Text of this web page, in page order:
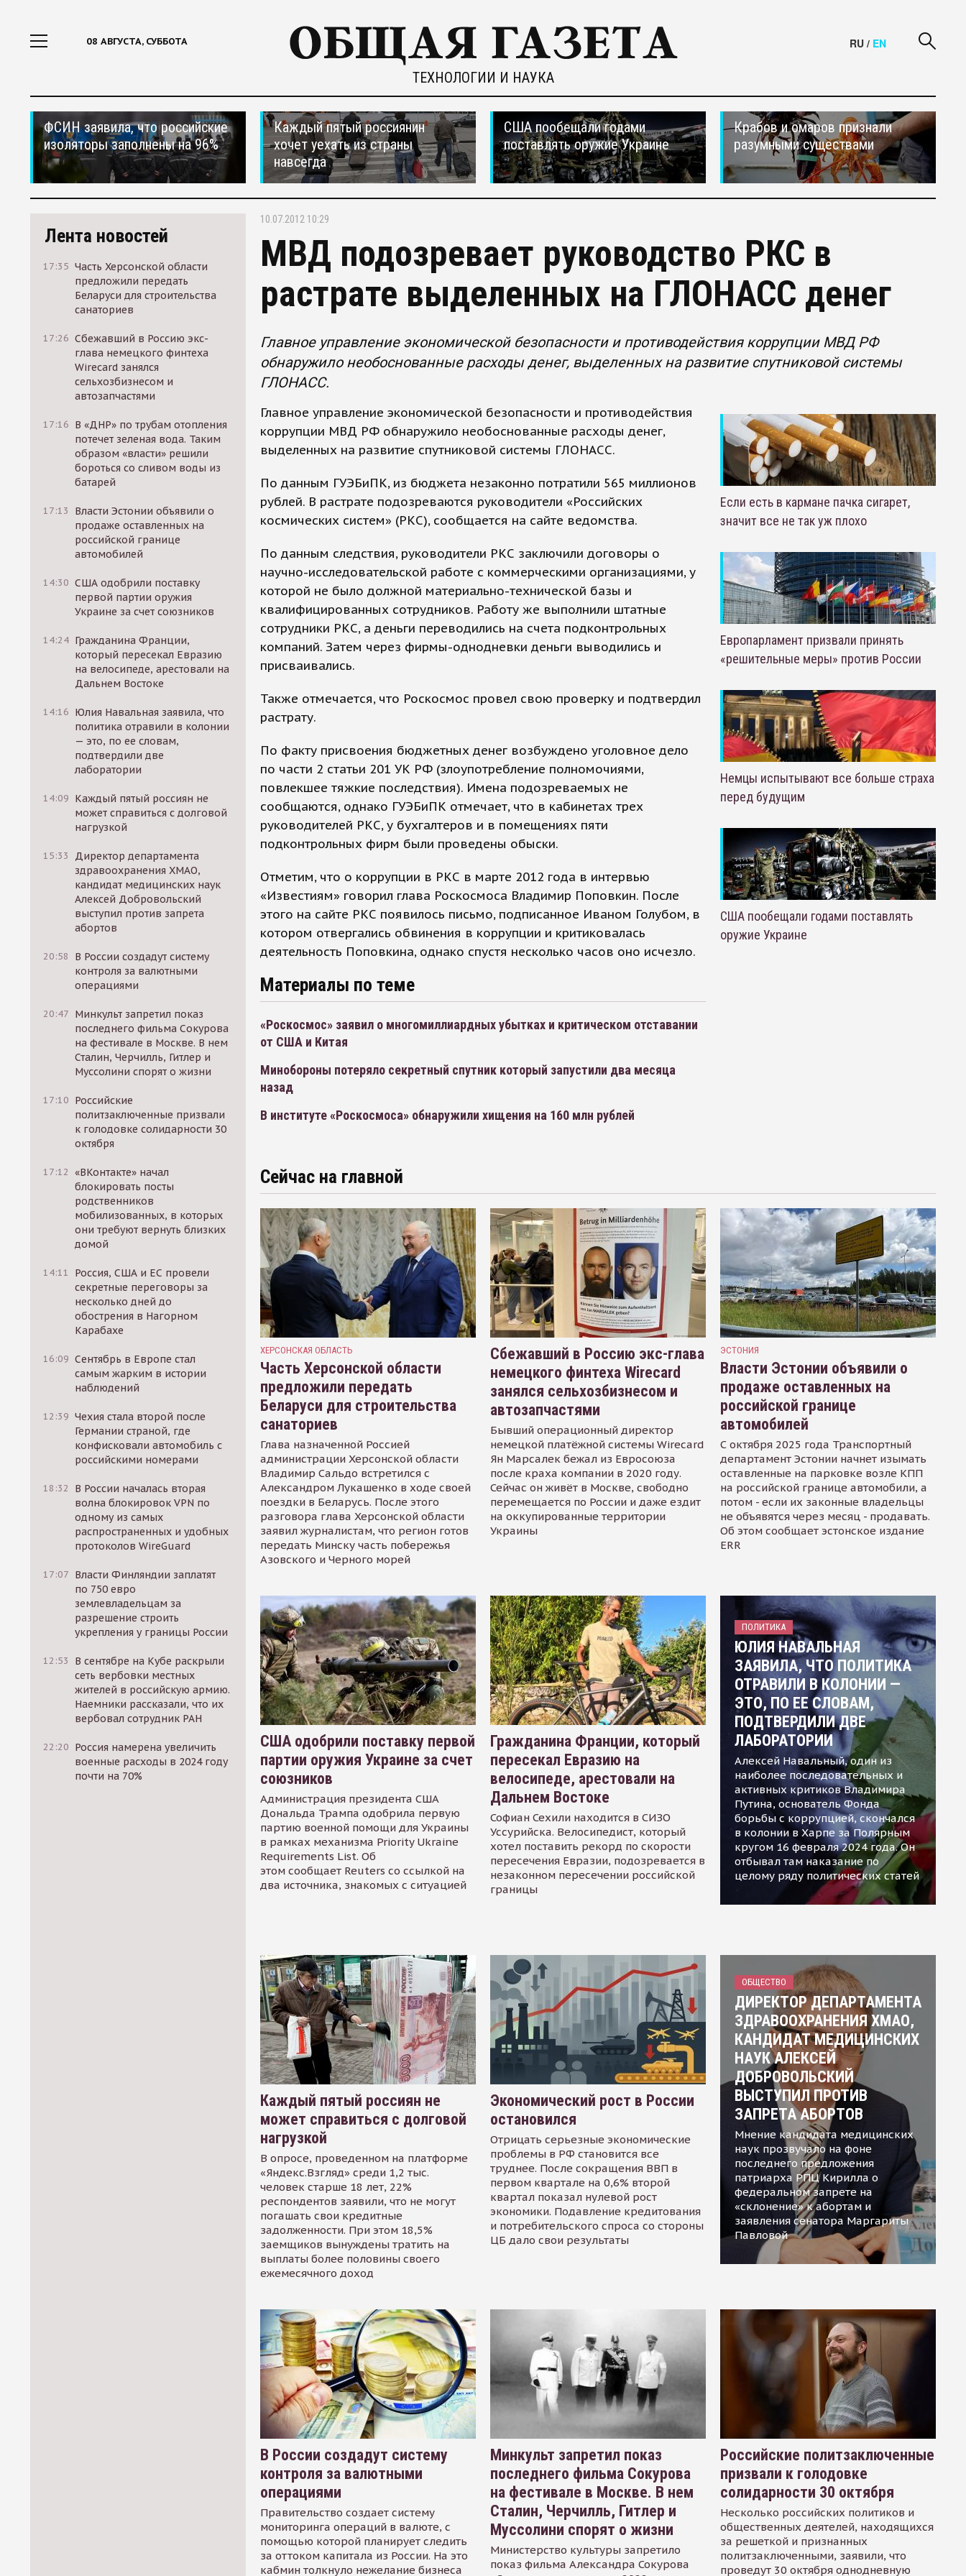
08 АВГУСТА, СУББОТА
ТЕХНОЛОГИИ И НАУКА
RU / EN
ФСИН заявила, что российские
изоляторы заполнены на 96%
Каждый пятый россиянин
хочет уехать из страны
навсегда
США пообещали годами
поставлять оружие Украине
Крабов и омаров признали
разумными существами
Лента новостей
17:35 Часть Херсонской области
предложили передать
Беларуси для строительства
санаториев
17:26 Сбежавший в Россию экс-
глава немецкого финтеха
Wirecard занялся
сельхозбизнесом и
автозапчастями
17:16 В «ДНР» по трубам отопления
потечет зеленая вода. Таким
образом «власти» решили
бороться со сливом воды из
батарей
17:13
Власти Эстонии объявили о
продаже оставленных на
российской границе
автомобилей
14:30 США одобрили поставку
первой партии оружия
Украине за счет союзников
14:24 Гражданина Франции,
который пересекал Евразию
на велосипеде, арестовали на
Дальнем Востоке
14:16 Юлия Навальная заявила, что
политика отравили в колонии
— это, по ее словам,
подтвердили две
лаборатории
14:09 Каждый пятый россиян не
может справиться с долговой
нагрузкой
15:33
Директор департамента
здравоохранения ХМАО,
кандидат медицинских наук
Алексей Добровольский
выступил против запрета
абортов
20:58
В России создадут систему
контроля за валютными
операциями
20:47 Минкульт запретил показ
последнего фильма Сокурова
на фестивале в Москве. В нем
Сталин, Черчилль, Гитлер и
Муссолини спорят о жизни
17:10 Российские
политзаключенные призвали
к голодовке солидарности 30
октября
17:12 «ВКонтакте» начал
блокировать посты
родственников
мобилизованных, в которых
они требуют вернуть близких
домой
14:11
Россия, США и ЕС провели
секретные переговоры за
несколько дней до
обострения в Нагорном
Карабахе
16:09 Сентябрь в Европе стал
самым жарким в истории
наблюдений
12:39 Чехия стала второй после
Германии страной, где
конфисковали автомобиль с
российскими номерами
18:32
В России началась вторая
волна блокировок VPN по
одному из самых
распространенных и удобных
протоколов WireGuard
17:07 Власти Финляндии заплатят
по 750 евро
землевладельцам за
разрешение строить
укрепления у границы России
12:53
В сентябре на Кубе раскрыли
сеть вербовки местных
жителей в российскую армию.
Наемники рассказали, что их
вербовал сотрудник РАН
22:20 Россия намерена увеличить
военные расходы в 2024 году
почти на 70%
10.07.2012 10:29
МВД подозревает руководство РКС в
растрате выделенных на ГЛОНАСС денег
Главное управление экономической безопасности и противодействия коррупции МВД РФ
обнаружило необоснованные расходы денег, выделенных на развитие спутниковой системы
ГЛОНАСС.
Главное управление экономической безопасности и противодействия
коррупции МВД РФ обнаружило необоснованные расходы денег,
выделенных на развитие спутниковой системы ГЛОНАСС.
По данным ГУЭБиПК, из бюджета незаконно потратили 565 миллионов
рублей. В растрате подозреваются руководители «Российских
космических систем» (РКС), сообщается на сайте ведомства.
По данным следствия, руководители РКС заключили договоры о
научно-исследовательской работе с коммерческими организациями, у
которой не было должной материально-технической базы и
квалифицированных сотрудников. Работу же выполнили штатные
сотрудники РКС, а деньги переводились на счета подконтрольных
компаний. Затем через фирмы-однодневки деньги выводились и
присваивались.
Также отмечается, что Роскосмос провел свою проверку и подтвердил
растрату.
По факту присвоения бюджетных денег возбуждено уголовное дело
по части 2 статьи 201 УК РФ (злоупотребление полномочиями,
повлекшее тяжкие последствия). Имена подозреваемых не
сообщаются, однако ГУЭБиПК отмечает, что в кабинетах трех
руководителей РКС, у бухгалтеров и в помещениях пяти
подконтрольных фирм были проведены обыски.
Отметим, что о коррупции в РКС в марте 2012 года в интервью
«Известиям» говорил глава Роскосмоса Владимир Поповкин. После
этого на сайте РКС появилось письмо, подписанное Иваном Голубом, в
котором отвергались обвинения в коррупции и критиковалась
деятельность Поповкина, однако спустя несколько часов оно исчезло.
Материалы по теме
«Роскосмос» заявил о многомиллиардных убытках и критическом отставании
от США и Китая
Минобороны потеряло секретный спутник который запустили два месяца
назад
В институте «Роскосмоса» обнаружили хищения на 160 млн рублей
Если есть в кармане пачка сигарет,
значит все не так уж плохо
Европарламент призвали принять
«решительные меры» против России
Немцы испытывают все больше страха
перед будущим
США пообещали годами поставлять
оружие Украине
Сейчас на главной
ХЕРСОНСКАЯ ОБЛАСТЬ
Часть Херсонской области
предложили передать
Беларуси для строительства
санаториев
Глава назначенной Россией
администрации Херсонской области
Владимир Сальдо встретился с
Александром Лукашенко в ходе своей
поездки в Беларусь. После этого
разговора глава Херсонской области
заявил журналистам, что регион готов
передать Минску часть побережья
Азовского и Черного морей
Сбежавший в Россию экс-глава
немецкого финтеха Wirecard
занялся сельхозбизнесом и
автозапчастями
Бывший операционный директор
немецкой платёжной системы Wirecard
Ян Марсалек бежал из Евросоюза
после краха компании в 2020 году.
Сейчас он живёт в Москве, свободно
перемещается по России и даже ездит
на оккупированные территории
Украины
ЭСТОНИЯ
Власти Эстонии объявили о
продаже оставленных на
российской границе
автомобилей
С октября 2025 года Транспортный
департамент Эстонии начнет изымать
оставленные на парковке возле КПП
на российской границе автомобили, а
потом - если их законные владельцы
не объявятся через месяц - продавать.
Об этом сообщает эстонское издание
ERR
США одобрили поставку первой
партии оружия Украине за счет
союзников
Администрация президента США
Дональда Трампа одобрила первую
партию военной помощи для Украины
в рамках механизма Priority Ukraine
Requirements List. Об
этом сообщает Reuters со ссылкой на
два источника, знакомых с ситуацией
Гражданина Франции, который
пересекал Евразию на
велосипеде, арестовали на
Дальнем Востоке
Софиан Сехили находится в СИЗО
Уссурийска. Велосипедист, который
хотел поставить рекорд по скорости
пересечения Евразии, подозревается в
незаконном пересечении российской
границы
ПОЛИТИКА
ЮЛИЯ НАВАЛЬНАЯ
ЗАЯВИЛА, ЧТО ПОЛИТИКА
ОТРАВИЛИ В КОЛОНИИ —
ЭТО, ПО ЕЕ СЛОВАМ,
ПОДТВЕРДИЛИ ДВЕ
ЛАБОРАТОРИИ
Алексей Навальный, один из
наиболее последовательных и
активных критиков Владимира
Путина, основатель Фонда
борьбы с коррупцией, скончался
в колонии в Харпе за Полярным
кругом 16 февраля 2024 года. Он
отбывал там наказание по
целому ряду политических статей
Каждый пятый россиян не
может справиться с долговой
нагрузкой
В опросе, проведенном на платформе
«Яндекс.Взгляд» среди 1,2 тыс.
человек старше 18 лет, 22%
респондентов заявили, что не могут
погашать свои кредитные
задолженности. При этом 18,5%
заемщиков вынуждены тратить на
выплаты более половины своего
ежемесячного доход
Экономический рост в России
остановился
Отрицать серьезные экономические
проблемы в РФ становится все
труднее. После сокращения ВВП в
первом квартале на 0,6% второй
квартал показал нулевой рост
экономики. Подавление кредитования
и потребительского спроса со стороны
ЦБ дало свои результаты
ОБЩЕСТВО
ДИРЕКТОР ДЕПАРТАМЕНТА
ЗДРАВООХРАНЕНИЯ ХМАО,
КАНДИДАТ МЕДИЦИНСКИХ
НАУК АЛЕКСЕЙ
ДОБРОВОЛЬСКИЙ
ВЫСТУПИЛ ПРОТИВ
ЗАПРЕТА АБОРТОВ
Мнение кандидата медицинских
наук прозвучало на фоне
последнего предложения
патриарха РПЦ Кирилла о
федеральном запрете на
«склонение» к абортам и
заявления сенатора Маргариты
Павловой
В России создадут систему
контроля за валютными
операциями
Правительство создает систему
мониторинга операций в валюте, с
помощью которой планирует следить
за оттоком капитала из России. На это
кабмин толкнуло нежелание бизнеса
Минкульт запретил показ
последнего фильма Сокурова
на фестивале в Москве. В нем
Сталин, Черчилль, Гитлер и
Муссолини спорят о жизни
Министерство культуры запретило
показ фильма Александра Сокурова
Российские политзаключенные
призвали к голодовке
солидарности 30 октября
Несколько российских политиков и
общественных деятелей, находящихся
за решеткой и признанных
политзаключенными, заявили, что
проведут 30 октября однодневную